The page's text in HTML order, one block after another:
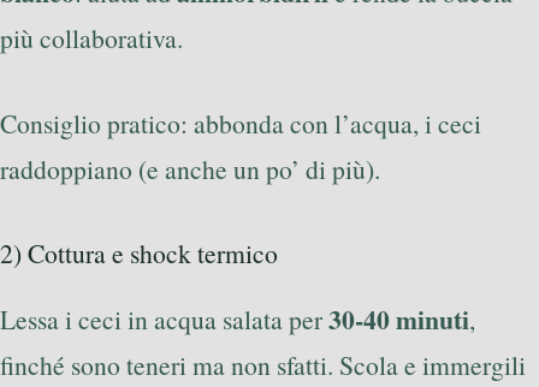
più collaborativa.
Consiglio pratico: abbonda con l’acqua, i ceci
raddoppiano (e anche un po’ di più).
2) Cottura e shock termico
Lessa i ceci in acqua salata per30-40 minuti,
finché sono teneri ma non sfatti. Scola e immergili